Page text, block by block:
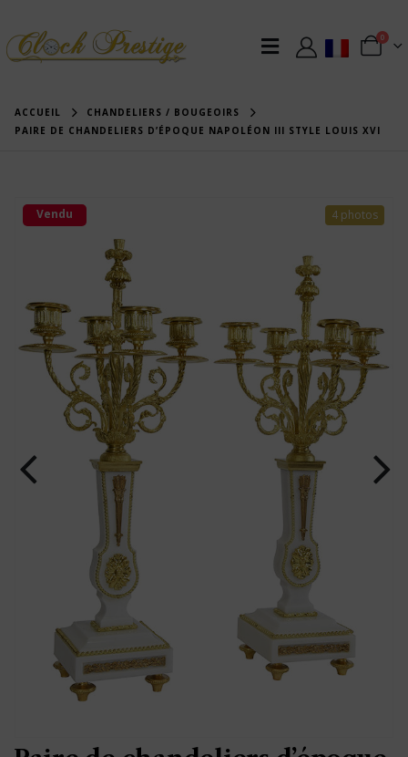
0
ACCUEIL
CHANDELIERS / BOUGEOIRS
PAIRE DE CHANDELIERS D’ÉPOQUE NAPOLÉON III STYLE LOUIS XVI
4 photos
Vendu